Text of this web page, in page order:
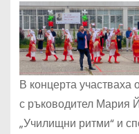
В концерта участваха
с ръководител Мария
„Училищни ритми“ и